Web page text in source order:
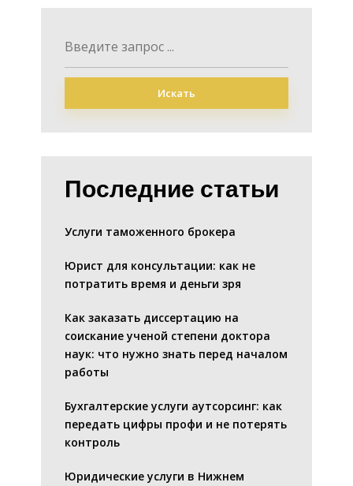
Искать
Последние статьи
Услуги таможенного брокера
Юрист для консультации: как не
потратить время и деньги зря
Как заказать диссертацию на
соискание ученой степени доктора
наук: что нужно знать перед началом
работы
Бухгалтерские услуги аутсорсинг: как
передать цифры профи и не потерять
контроль
Юридические услуги в Нижнем